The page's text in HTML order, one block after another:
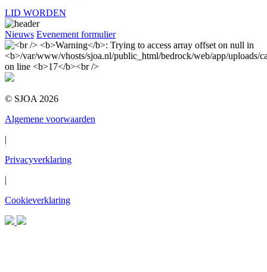
LID WORDEN
Nieuws Evenement formulier
© SJOA 2026
Algemene voorwaarden
|
Privacyverklaring
|
Cookieverklaring